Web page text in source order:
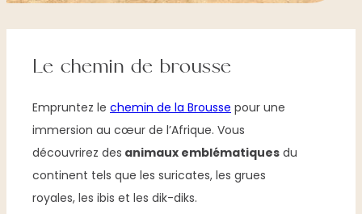
Le chemin de brousse
Empruntez le chemin de la Brousse pour une
immersion au cœur de l’Afrique. Vous
découvrirez des animaux emblématiques du
continent tels que les suricates, les grues
royales, les ibis et les dik-diks.